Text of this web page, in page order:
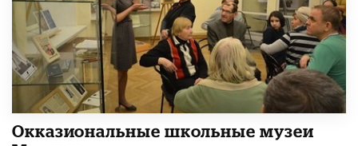
​Окказиональные школьные музеи